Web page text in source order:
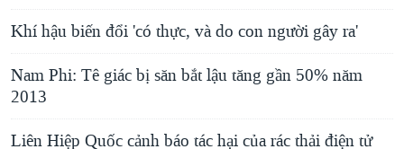
Khí hậu biến đổi 'có thực, và do con người gây ra'
Nam Phi: Tê giác bị săn bắt lậu tăng gần 50% năm
2013
Liên Hiệp Quốc cảnh báo tác hại của rác thải điện tử